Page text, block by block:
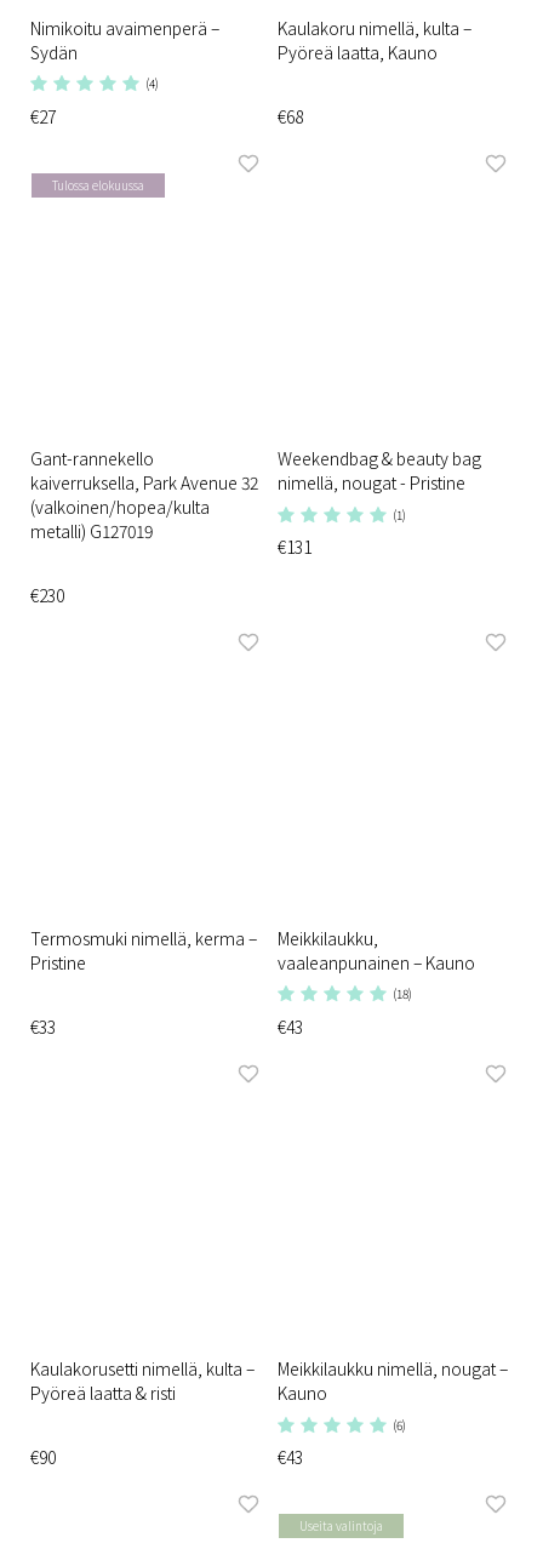
Nimikoitu avaimenperä –
Sydän
(4)
€27
Kaulakoru nimellä, kulta –
Pyöreä laatta, Kauno
€68
Tulossa elokuussa
Gant-rannekello
kaiverruksella, Park Avenue 32
(valkoinen/hopea/kulta
metalli) G127019
€230
Weekendbag & beauty bag
nimellä, nougat - Pristine
(1)
€131
Termosmuki nimellä, kerma –
Pristine
€33
Meikkilaukku,
vaaleanpunainen – Kauno
(18)
€43
Kaulakorusetti nimellä, kulta –
Pyöreä laatta & risti
€90
Meikkilaukku nimellä, nougat –
Kauno
(6)
€43
Useita valintoja